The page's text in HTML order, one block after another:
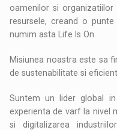
oamenilor si
resursele, creand o
numim asta Life Is On.
Misiunea noastra este sa
de sustenabilitate si
Suntem un lider global
experienta de varf la nivel
si digitalizarea